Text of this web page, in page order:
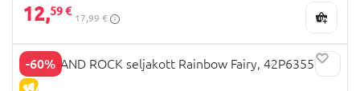
12,59 €
17,99 €
-60%
ALLAHINDLUS
FLOSS AND ROCK seljakott Rainbow Fairy, 42P6355